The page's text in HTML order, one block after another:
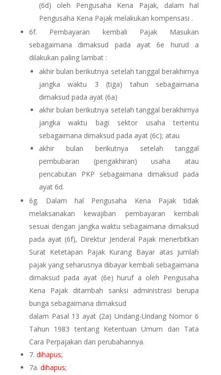
(6d) oleh Pengusaha Kena Pajak, dalam hal
Pengusaha Kena Pajak melakukan kompensasi .
6f. Pembayaran kembali Pajak Masukan
sebagaimana dimaksud pada ayat 6e hurud a
dilakukan paling lambat :
akhir bulan berikutnya setelah tanggal berakhirnya
jangka waktu 3 (tiga) tahun sebagaimana
dimaksud pada ayat (6a)
akhir bulan berikutnya setelah tanggal berakhirnya
jangka waktu bagi sektor usaha tertentu
sebagaimana dimaksud pada ayat (6c); atau
akhir bulan berikutnya setelah tanggal
pembubaran (pengakhiran) usaha atau
pencabutan PKP sebagaimana dimaksud pada
ayat 6d.
6g. Dalam hal Pengusaha Kena Pajak tidak
melaksanakan kewajiban pembayaran kembali
sesuai dengan jangka waktu sebagaimana dimaksud
pada ayat (6f), Direktur Jenderal Pajak menerbitkan
Surat Ketetapan Pajak Kurang Bayar atas jumlah
pajak yang seharusnya dibayar kembali sebagaimana
dimaksud pada ayat (6e) huruf a oleh Pengusaha
Kena Pajak ditambah sanksi administrasi berupa
bunga sebagaimana dimaksud
dalam Pasal 13 ayat (2a) Undang-Undang Nomor 6
Tahun 1983 tentang Ketentuan Umum dan Tata
Cara Perpajakan dan perubahannya.
7. dihapus;
7a. dihapus;